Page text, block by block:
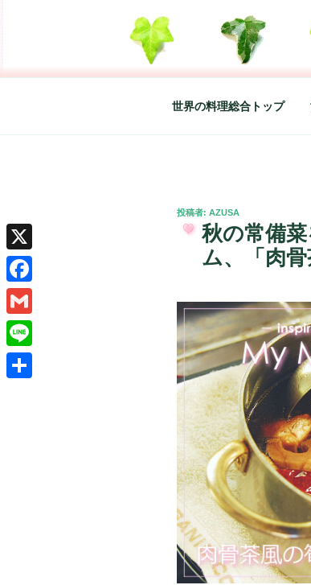
SO-
世界の料理のエッセ
世界の料理総合トップ
投
稿
日:
投稿者: AZUSA
秋の常備
ム、「肉骨
X
Facebook
Gmail
Line